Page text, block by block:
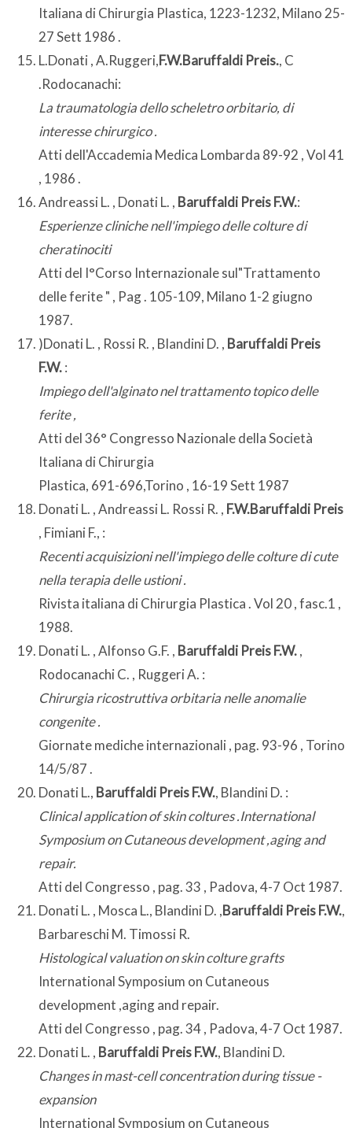
Italiana di Chirurgia Plastica, 1223-1232, Milano 25-
27 Sett 1986 .
L.Donati , A.Ruggeri,F.W.Baruffaldi Preis., C
.Rodocanachi:
La traumatologia dello scheletro orbitario, di
interesse chirurgico .
Atti dell'Accademia Medica Lombarda 89-92 , Vol 41
, 1986 .
Andreassi L. , Donati L. , Baruffaldi Preis F.W.:
Esperienze cliniche nell'impiego delle colture di
cheratinociti
Atti del I°Corso Internazionale sul"Trattamento
delle ferite " , Pag . 105-109, Milano 1-2 giugno
1987.
)Donati L. , Rossi R. , Blandini D. , Baruffaldi Preis
F.W.:
Impiego dell'alginato nel trattamento topico delle
ferite ,
Atti del 36° Congresso Nazionale della Società
Italiana di Chirurgia
Plastica, 691-696,Torino , 16-19 Sett 1987
Donati L. , Andreassi L. Rossi R. , F.W.Baruffaldi Preis
, Fimiani F., :
Recenti acquisizioni nell'impiego delle colture di cute
nella terapia delle ustioni .
Rivista italiana di Chirurgia Plastica . Vol 20 , fasc.1 ,
1988.
Donati L. , Alfonso G.F. , Baruffaldi Preis F.W.,
Rodocanachi C. , Ruggeri A. :
Chirurgia ricostruttiva orbitaria nelle anomalie
congenite .
Giornate mediche internazionali , pag. 93-96 , Torino
14/5/87 .
Donati L., Baruffaldi Preis F.W., Blandini D. :
Clinical application of skin coltures .International
Symposium on Cutaneous development ,aging and
repair.
Atti del Congresso , pag. 33 , Padova, 4-7 Oct 1987.
Donati L. , Mosca L., Blandini D. ,Baruffaldi Preis F.W.,
Barbareschi M. Timossi R.
Histological valuation on skin colture grafts
International Symposium on Cutaneous
development ,aging and repair.
Atti del Congresso , pag. 34 , Padova, 4-7 Oct 1987.
Donati L. , Baruffaldi Preis F.W., Blandini D.
Changes in mast-cell concentration during tissue -
expansion
International Symposium on Cutaneous